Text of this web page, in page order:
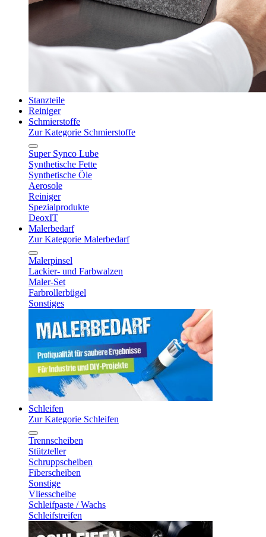
Stanzteile
Reiniger
Schmierstoffe
Zur Kategorie Schmierstoffe
Super Synco Lube
Synthetische Fette
Synthetische Öle
Aerosole
Reiniger
Spezialprodukte
DeoxIT
Malerbedarf
Zur Kategorie Malerbedarf
Malerpinsel
Lackier- und Farbwalzen
Maler-Set
Farbrollerbügel
Sonstiges
Schleifen
Zur Kategorie Schleifen
Trennscheiben
Stützteller
Schruppscheiben
Fiberscheiben
Sonstige
Vliesscheibe
Schleifpaste / Wachs
Schleifstreifen